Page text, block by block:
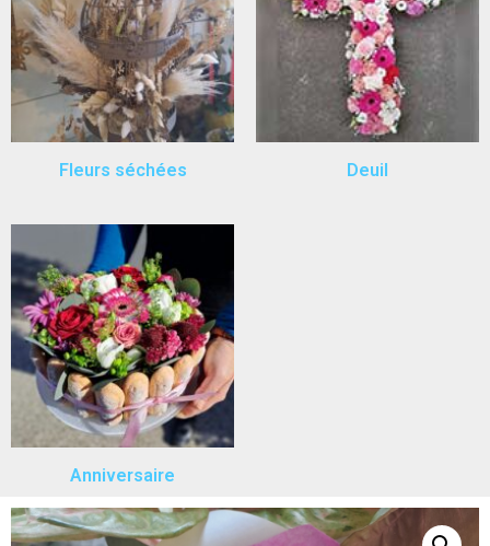
Fleurs séchées Deuil
Anniversaire